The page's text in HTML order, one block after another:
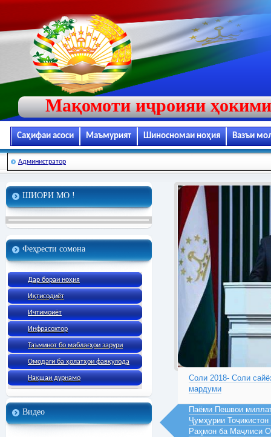
Мақомоти иҷроияи
Саҳифаи асоси Маъмурият Шиносномаи ноҳия Вазъи
Администратор
ШИОРИ МО !
Феҳрести сомона
Дар бораи ноҳия
Иқтисодиёт
Ичтимоиёт
Инфрасохтор
Таъминот бо маблағҳои зарури
Омодаги ба ҳолатҳои фавқулода
Нақшаи дурнамо
Видео
Соли 2018- Соли
мардуми
Паёми Пешвои
Ҷумҳурии
Раҳмон ба Маҷлиси